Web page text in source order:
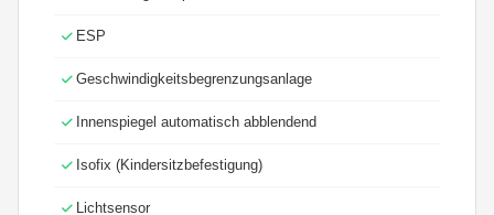
ESP
Geschwindigkeitsbegrenzungsanlage
Innenspiegel automatisch abblendend
Isofix (Kindersitzbefestigung)
Lichtsensor